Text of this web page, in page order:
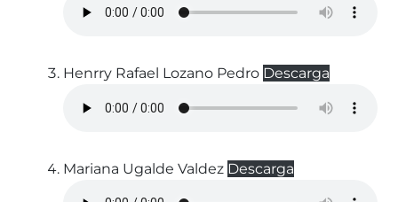
Henrry Rafael Lozano Pedro Descarga
Mariana Ugalde Valdez Descarga